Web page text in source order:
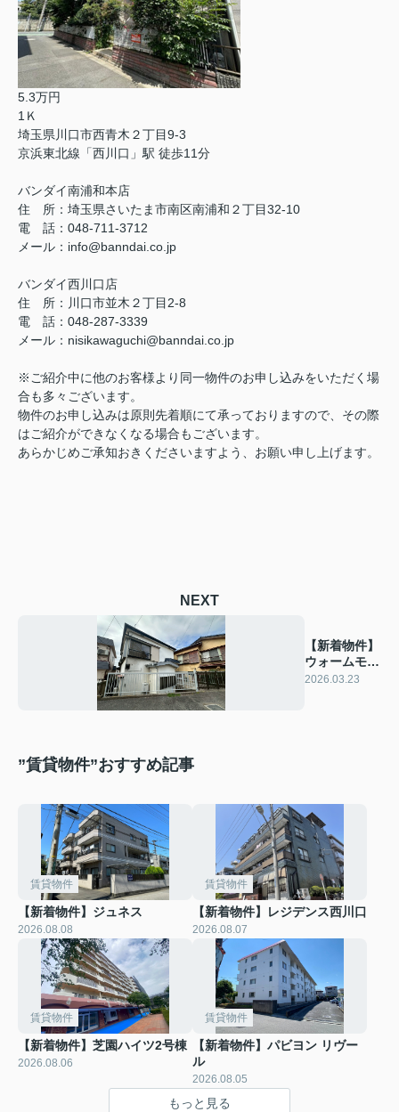
5.3万円
1Ｋ
埼玉県川口市西青木２丁目9-3
京浜東北線「西川口」駅 徒歩11分
バンダイ南浦和本店
住 所：埼玉県さいたま市南区南浦和２丁目32-10
電 話：048-711-3712
メール：info@banndai.co.jp
バンダイ西川口店
住 所：川口市並木２丁目2-8
電 話：048-287-3339
メール：nisikawaguchi@banndai.co.jp
※ご紹介中に他のお客様より同一物件のお申し込みをいただく場
合も多々ございます。
物件のお申し込みは原則先着順にて承っておりますので、その際
はご紹介ができなくなる場合もございます。
あらかじめご承知おきくださいますよう、お願い申し上げます。
NEXT
【新着物件】
ウォームモダ
ンリノベ古民
2026.03.23
”賃貸物件”おすすめ記事
賃貸物件
【新着物件】ジュネス
2026.08.08
賃貸物件
【新着物件】レジデンス西川口
2026.08.07
賃貸物件
【新着物件】芝園ハイツ2号棟
2026.08.06
賃貸物件
【新着物件】パビヨン リヴー
ル
2026.08.05
もっと見る